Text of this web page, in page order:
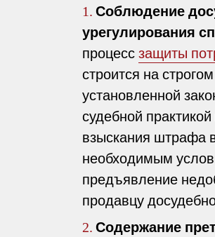
1. Соблюдение
урегулирования
процессзащиты
строится на
установленной
судебной
взыскания штрафа
необходимым
предъявление
продавцу
2. Содержание